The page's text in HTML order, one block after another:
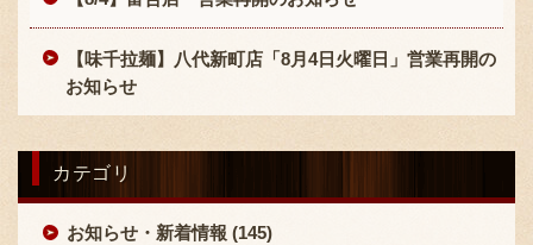
【味千拉麺】八代新町店「8月4日火曜日」営業再開の
お知らせ
カテゴリ
お知らせ・新着情報 (145)